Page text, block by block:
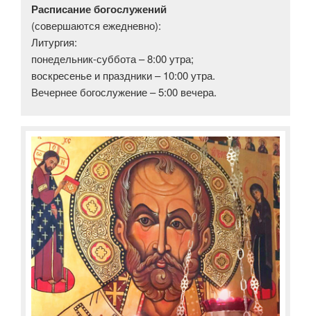
Расписание богослужений
(совершаются ежедневно):
Литургия:
понедельник-суббота – 8:00 утра;
воскресенье и праздники – 10:00 утра.
Вечернее богослужение – 5:00 вечера.